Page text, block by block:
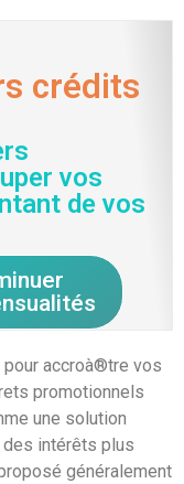
crédits
vos
de vos
accroà®tre vos
promotionnels
une solution
des intérêts plus
généralement